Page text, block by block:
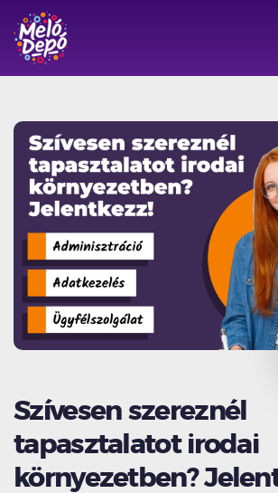
Szívesen szereznél
tapasztalatot irodai
környezetben?